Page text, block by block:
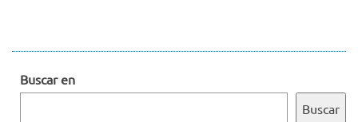
Buscar en
Buscar